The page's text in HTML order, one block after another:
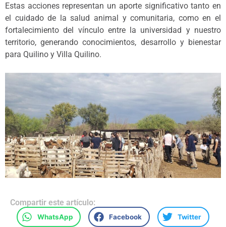
Estas acciones representan un aporte significativo tanto en
el cuidado de la salud animal y comunitaria, como en el
fortalecimiento del vínculo entre la universidad y nuestro
territorio, generando conocimientos, desarrollo y bienestar
para Quilino y Villa Quilino.
Compartir este artículo:
WhatsApp Facebook Twitter